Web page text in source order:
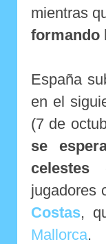
mientras
formando
España
en el
(7 de
se
celestes
jugadores
Costas,
Mallorca.